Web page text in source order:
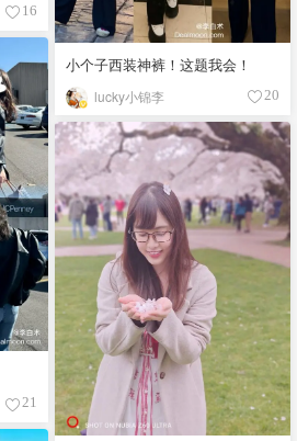
16
小个子西装神裤！这题我会！
lucky小锦李 20
21